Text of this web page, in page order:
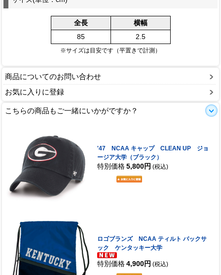
全長
横幅
85
2.5
※サイズは目安です（平置きで計測）
商品についてのお問い合わせ
お気に入りに登録
こちらの商品もご一緒にいかがですか？
'47 NCAA キャップ CLEAN UP ジョ
ージア大学（ブラック）
特別価格 5,800円 (税込)
ロゴブランズ NCAA ティルト バックサ
ック ケンタッキー大学
特別価格 4,900円 (税込)